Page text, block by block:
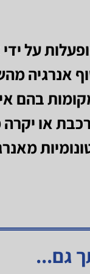
על ידי
אנרגיה
בהם
או יקרה
גם...